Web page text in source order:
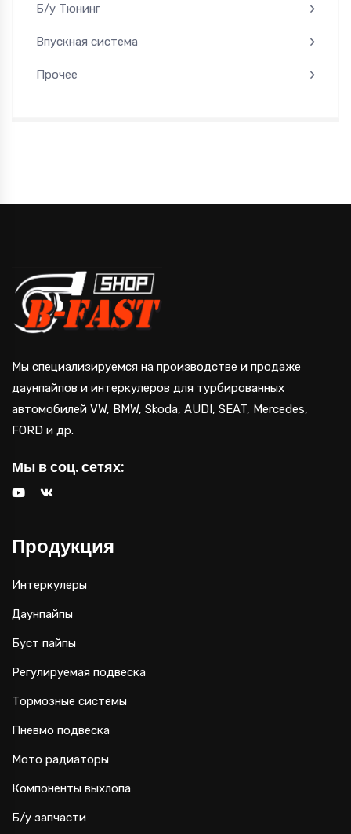
Б/у Тюнинг
Впускная система
Прочее
Мы специализируемся на производстве и продаже
даунпайпов и интеркулеров для турбированных
автомобилей VW, BMW, Skoda, AUDI, SEAT, Mercedes,
FORD и др.
Мы в соц. сетях:
Продукция
Интеркулеры
Даунпайпы
Буст пайпы
Регулируемая подвеска
Тормозные системы
Пневмо подвеска
Мото радиаторы
Компоненты выхлопа
Б/у запчасти